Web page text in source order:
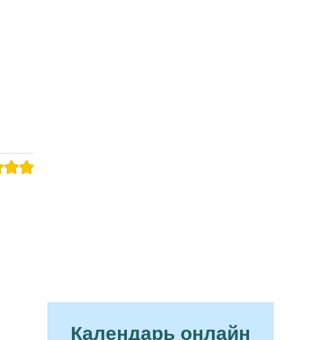
Календарь онлайн